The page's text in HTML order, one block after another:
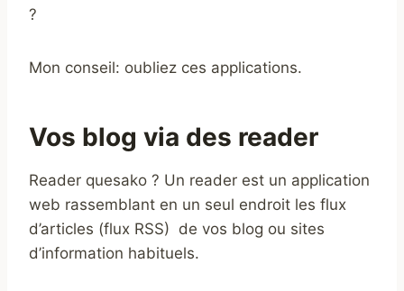
?
Mon conseil: oubliez ces applications.
Vos blog via des reader
Reader quesako ? Un reader est un application
web rassemblant en un seul endroit les flux
d’articles (flux RSS) de vos blog ou sites
d’information habituels.